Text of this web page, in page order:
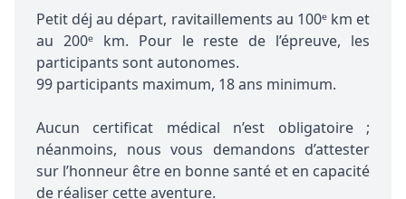
Petit déj au départ, ravitaillements au 100ᵉ km et
au 200ᵉ km. Pour le reste de l’épreuve, les
participants sont autonomes.
99 participants maximum, 18 ans minimum.
Aucun certificat médical n’est obligatoire ;
néanmoins, nous vous demandons d’attester
sur l’honneur être en bonne santé et en capacité
de réaliser cette aventure.